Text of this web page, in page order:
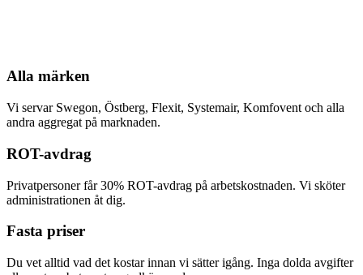
Alla märken
Vi servar Swegon, Östberg, Flexit, Systemair, Komfovent och alla
andra aggregat på marknaden.
ROT-avdrag
Privatpersoner får 30% ROT-avdrag på arbetskostnaden. Vi sköter
administrationen åt dig.
Fasta priser
Du vet alltid vad det kostar innan vi sätter igång. Inga dolda avgifter